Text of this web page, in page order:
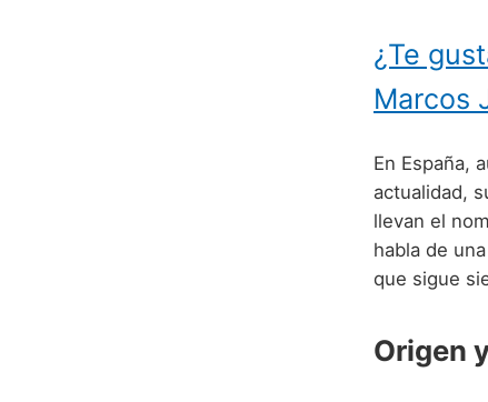
¿Te
Marcos
En España,
actualidad,
llevan el
habla de
que sigue
Origen